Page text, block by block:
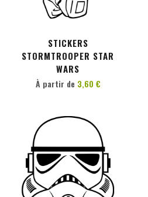
STICKERS
STORMTROOPER STAR
WARS
PERSONNALISER
À partir de 3,60 €